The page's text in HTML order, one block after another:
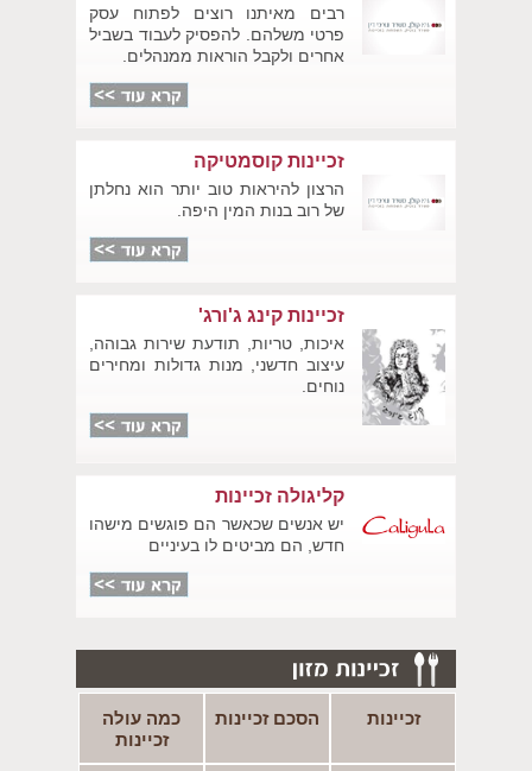
רבים מאיתנו רוצים לפתוח עסק
פרטי משלהם. להפסיק לעבוד בשביל
אחרים ולקבל הוראות ממנהלים.
זכיינות קוסמטיקה
הרצון להיראות טוב יותר הוא נחלתן
של רוב בנות המין היפה.
זכיינות קינג ג'ורג'
איכות, טריות, תודעת שירות גבוהה,
עיצוב חדשני, מנות גדולות ומחירים
נוחים.
קליגולה זכיינות
יש אנשים שכאשר הם פוגשים מישהו
חדש, הם מביטים לו בעיניים
זכיינות הסכם זכיינות
כמה עולה
זכיינות